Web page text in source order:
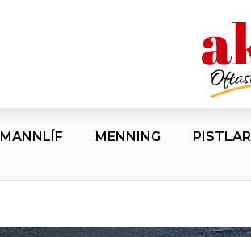
MANNLÍF MENNING PISTLAR